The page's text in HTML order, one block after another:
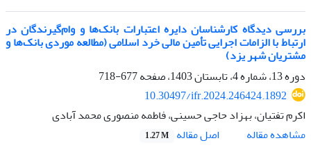
بررسی دیدگاه کارشناسان دایره اعتبارات بانک‌ها و وام‌گیرندگان در
ارتباط با الزامات اجرایی تأمین مالی خرد اسلامی (مطالعه موردی بانک‌ها و
مشتریان شهر یزد)
دوره 13، شماره 4، تابستان 1403، صفحه
677-718
10.30497/ifr.2024.246424.1892
اکرم تفتیان، بهزاد حاجی حسینی، فاطمه منصوری محمد آبادی
مشاهده مقاله
اصل مقاله 1.27 M